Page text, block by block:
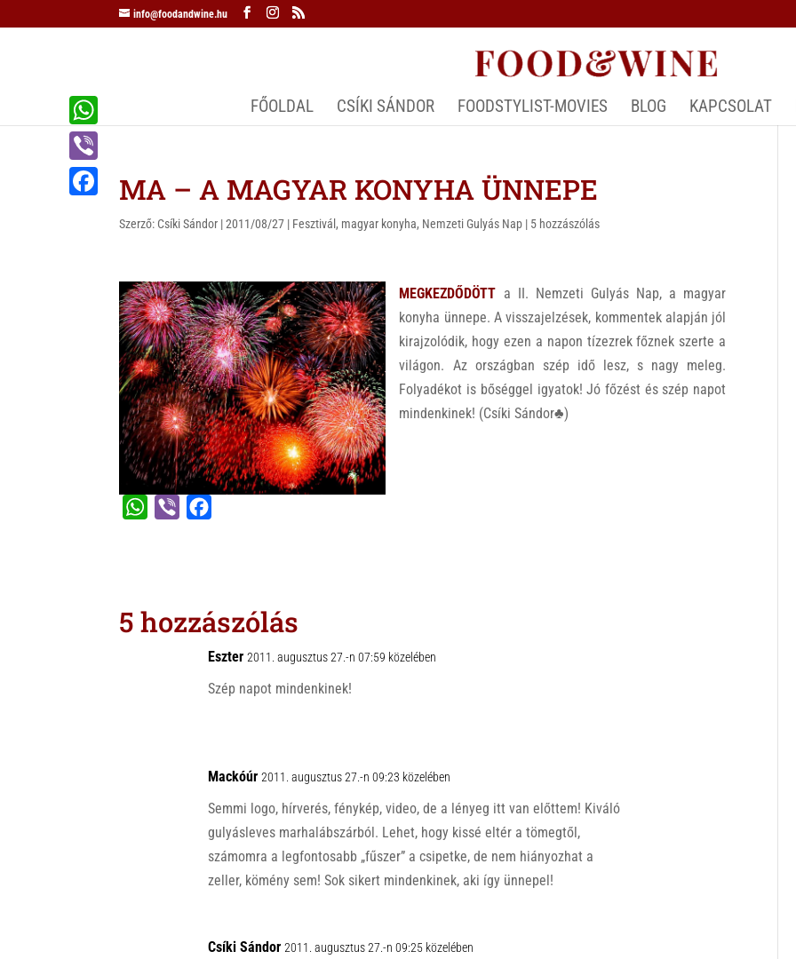
info@foodandwine.hu
FŐOLDAL CSÍKI SÁNDOR FOODSTYLIST-MOVIES BLOG KAPCSOLAT
MA – A MAGYAR KONYHA ÜNNEPE
Szerző: Csíki Sándor |2011/08/27 | Fesztivál , magyar konyha, Nemzeti Gulyás Nap | 5 hozzászólás
MEGKEZDŐDÖTT a II. Nemzeti Gulyás Nap, a magyar
konyha ünnepe. A visszajelzések, kommentek alapján jól
kirajzolódik, hogy ezen a napon tízezrek főznek szerte a
világon. Az országban szép idő lesz, s nagy meleg.
Folyadékot is bőséggel igyatok! Jó főzést és szép napot
mindenkinek! (Csíki Sándor♣)
W
A
o
o
k
5 hozzászólás
Eszter 2011. augusztus 27.-n 07:59 közelében
Szép napot mindenkinek!
Mackóúr 2011. augusztus 27.-n 09:23 közelében
Semmi logo, hírverés, fénykép, video, de a lényeg itt van előttem! Kiváló
gulyásleves marhalábszárból. Lehet, hogy kissé eltér a tömegtől,
számomra a legfontosabb „fűszer” a csipetke, de nem hiányozhat a
zeller, kömény sem! Sok sikert mindenkinek, aki így ünnepel!
Csíki Sándor 2011. augusztus 27.-n 09:25 közelében
W
h
a
V